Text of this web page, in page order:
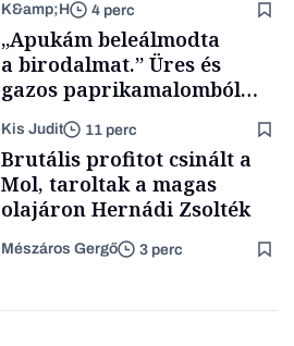
K&amp;H 4 perc
„Apukám beleálmodta
a birodalmat.” Üres és
gazos paprikamalomból
lett az igazi családi
fűszersztori
Kis Judit 11 perc
Brutális profitot csinált a
Mol, taroltak a magas
olajáron Hernádi Zsolték
Mészáros Gergő 3 perc